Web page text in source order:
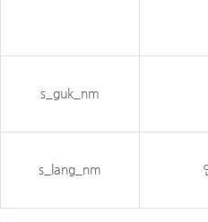
s_guk_nm
s_lang_nm